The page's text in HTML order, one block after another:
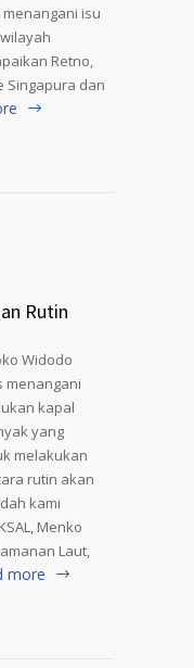
isu
Retno,
Singapura dan
Rutin
Widodo
menangani
kapal
yang
melakukan
rutin akan
kami
Menko
Laut,
more